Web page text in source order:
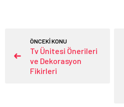
ÖNCEKİ KONU
Tv Ünitesi Önerileri
ve Dekorasyon
Fikirleri